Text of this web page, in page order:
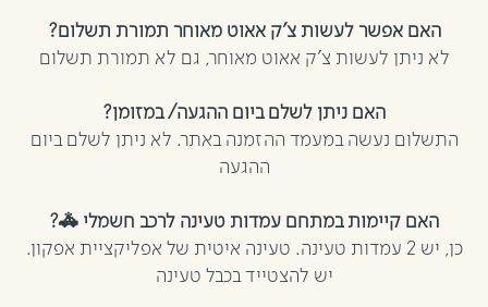
האם אפשר לעשות צ’ק אאוט מאוחר תמורת תשלום?
לא ניתן לעשות צ’ק אאוט מאוחר, גם לא תמורת תשלום
האם ניתן לשלם ביום ההגעה/ במזומן?
התשלום נעשה במעמד ההזמנה באתר. לא ניתן לשלם ביום
ההגעה
האם קיימות במתחם עמדות טעינה לרכב חשמלי 🚓?
כן, יש 2 עמדות טעינה. טעינה איטית של אפליקציית אפקון.
יש להצטייד בכבל טעינה